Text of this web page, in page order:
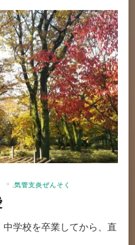
気管支炎ぜんそく
学校を卒業してから、直